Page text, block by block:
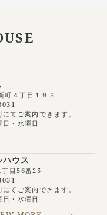
町４丁目１９３
てご案内できます。
・水曜日
ウス
丁目56番25
てご案内できます。
・水曜日